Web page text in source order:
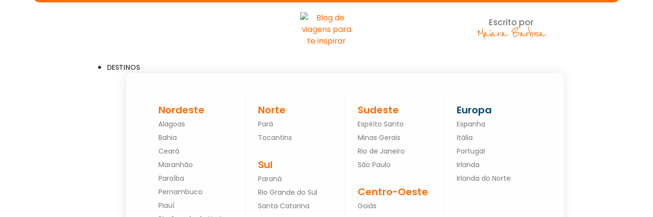
Escrito por
Maiara Barbosa
DESTINOS
Nordeste
Alagoas
Bahia
Ceará
Maranhão
Paraíba
Pernambuco
Piauí
Norte
Pará
Tocantins
Sul
Paraná
Rio Grande do Sul
Santa Catarina
Sudeste
Espírito Santo
Minas Gerais
Rio de Janeiro
São Paulo
Centro-Oeste
Goiás
Europa
Espanha
Itália
Portugal
Irlanda
Irlanda do Norte